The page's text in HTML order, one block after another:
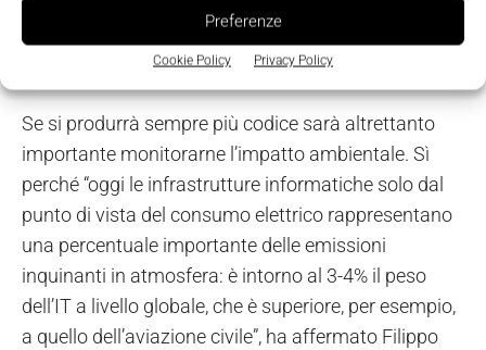
Preferenze
Cookie Policy Privacy Policy
automatizzare molte attività”.
Si studia anche il green coding
Se si produrrà sempre più codice sarà altrettanto
importante monitorarne l’impatto ambientale. Sì
perché “oggi le infrastrutture informatiche solo dal
punto di vista del consumo elettrico rappresentano
una percentuale importante delle emissioni
inquinanti in atmosfera: è intorno al 3-4% il peso
dell’IT a livello globale, che è superiore, per esempio,
a quello dell’aviazione civile”, ha affermato Filippo